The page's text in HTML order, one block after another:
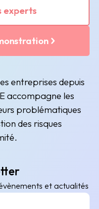
experts
entreprises depuis
accompagne les
problématiques
des risques
et actualités